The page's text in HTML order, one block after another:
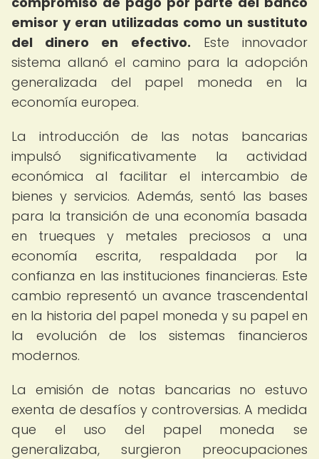
emisor y eran utilizadas como un sustituto
del dinero en efectivo. Este innovador
sistema allanó el camino para la adopción
generalizada del papel moneda en la
economía europea.
La introducción de las notas bancarias
impulsó significativamente la actividad
económica al facilitar el intercambio de
bienes y servicios. Además, sentó las bases
para la transición de una economía basada
en trueques y metales preciosos a una
economía escrita, respaldada por la
confianza en las instituciones financieras. Este
cambio representó un avance trascendental
en la historia del papel moneda y su papel en
la evolución de los sistemas financieros
modernos.
La emisión de notas bancarias no estuvo
exenta de desafíos y controversias. A medida
que el uso del papel moneda se
generalizaba, surgieron preocupaciones